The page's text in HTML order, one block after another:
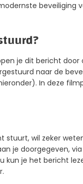
beveiliging
je dit bericht door
naar de
In deze
stuurt, wil zeker
je doorgegeven,
kun je het bericht